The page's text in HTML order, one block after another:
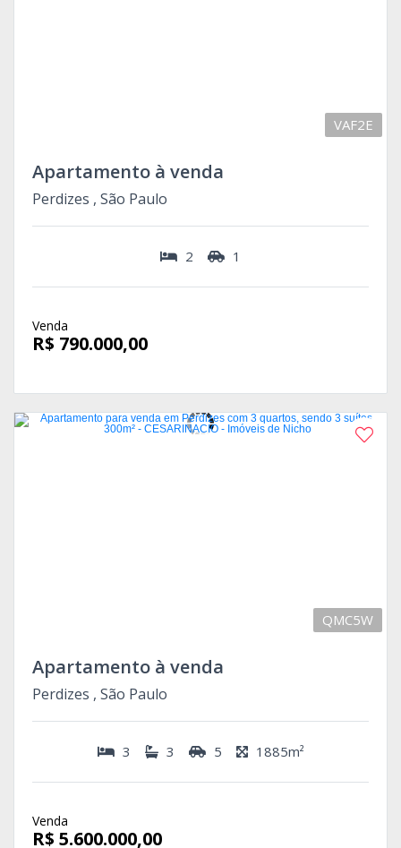
VAF2E
Apartamento à venda
Perdizes , São Paulo
2 1
Venda
R$ 790.000,00
QMC5W
Apartamento à venda
Perdizes , São Paulo
3 3 5 1885m²
Venda
R$ 5.600.000,00